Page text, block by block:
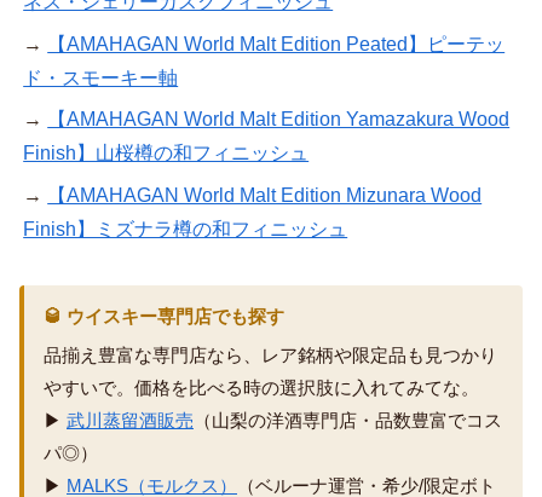
→
【AMAHAGAN World Malt Edition Peated】ピーテッ
ド・スモーキー軸
→
【AMAHAGAN World Malt Edition Yamazakura Wood
Finish】山桜樽の和フィニッシュ
→
【AMAHAGAN World Malt Edition Mizunara Wood
Finish】ミズナラ樽の和フィニッシュ
🥃 ウイスキー専門店でも探す
品揃え豊富な専門店なら、レア銘柄や限定品も見つかり
やすいで。価格を比べる時の選択肢に入れてみてな。
▶ 武川蒸留酒販売 （山梨の洋酒専門店・品数豊富でコス
パ◎）
▶ MALKS（モルクス）
（ベルーナ運営・希少/限定ボト